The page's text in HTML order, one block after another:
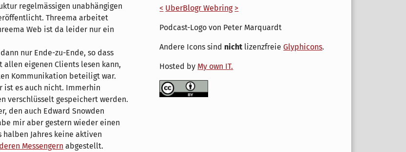
regelmässigen unabhängigen
Threema arbeitet
Web ist da leider nur ein
nur Ende-zu-Ende, so dass
eigenen Clients lesen kann,
Kommunikation beteiligt war.
ist es auch nicht. Immerhin
verschlüsselt gespeichert werden.
den auch Edward Snowden
mir aber gestern wieder einen
Jahres keine aktiven
Messengern abgestellt.
< UberBlogr Webring >
Podcast-Logo von Peter Marquardt
Andere Icons sind nicht lizenzfreieGlyphicons.
Hosted by My own IT.